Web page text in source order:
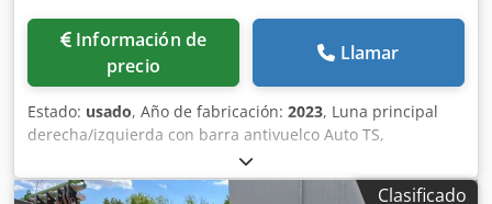
Información de
precio
Llamar
Estado: usado, Año de fabricación: 2023, Luna principal
derecha/izquierda con barra antivuelco Auto TS,
dispositivo parcial / abatible, montado de fábrica. Sensor
de inclinación para sistema de pesaje electrónico / ajuste
Clasificado